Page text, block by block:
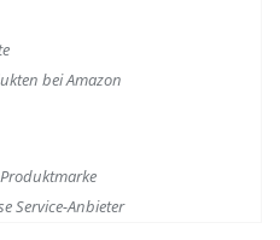
bei Amazon
Service-Anbieter